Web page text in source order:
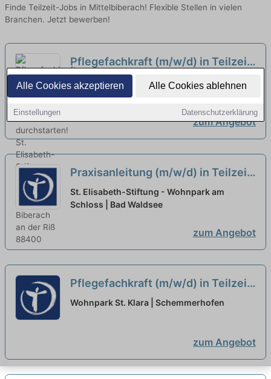
Alle Cookies akzeptieren Alle Cookies ablehnen
Einstellungen Datenschutzerklärung
Finde Teilzeit-Jobs in Mittelbiberach! Flexible Stellen in vielen
Branchen. Jetzt bewerben!
Pflegefachkraft (m/w/d) in Teilzeit
- Hier kannst Du durchstarten!
St. Elisabeth-Stiftung Wohnpark am
Jordanbad | Biberach an der Riß
zum Angebot
Praxisanleitung (m/w/d) in Teilzeit
(50%) - Ein Arbeitsplatz in einer
familiären Arbeitsatmosphäre!
St. Elisabeth-Stiftung - Wohnpark am
Schloss | Bad Waldsee
zum Angebot
Pflegefachkraft (m/w/d) in Teilzeit
- Bei uns startet Ihre Karriere!
Wohnpark St. Klara | Schemmerhofen
zum Angebot